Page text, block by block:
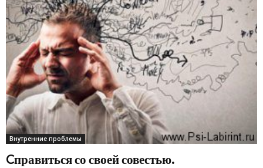
Внутренние проблемы
Cправиться со своей совестью.